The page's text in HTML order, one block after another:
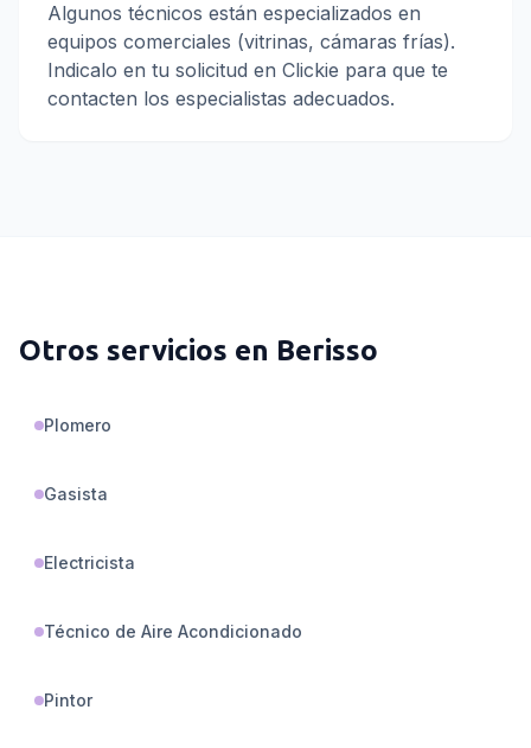
Algunos técnicos están especializados en
equipos comerciales (vitrinas, cámaras frías).
Indicalo en tu solicitud en Clickie para que te
contacten los especialistas adecuados.
Otros servicios en Berisso
Plomero
Gasista
Electricista
Técnico de Aire Acondicionado
Pintor